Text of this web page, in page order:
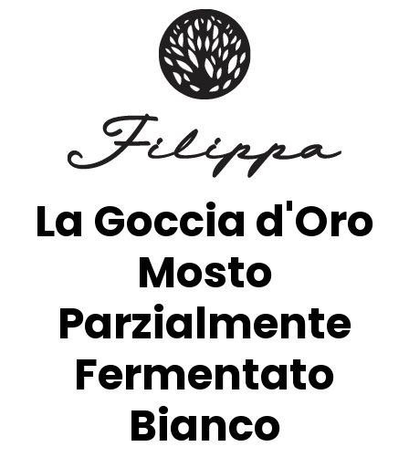
La Goccia d'Oro
Mosto
Parzialmente
Fermentato
Bianco